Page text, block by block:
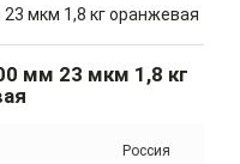
мм 23 мкм 1,8 кг
Россия